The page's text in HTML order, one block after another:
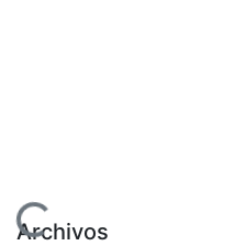
Archivos